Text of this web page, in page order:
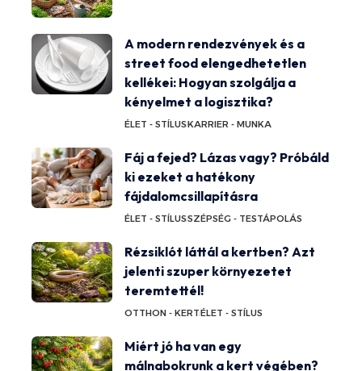
A modern rendezvények és a
street food elengedhetetlen
kellékei: Hogyan szolgálja a
kényelmet a logisztika?
ÉLET - STÍLUSKARRIER - MUNKA
Fáj a fejed? Lázas vagy? Próbáld
ki ezeket a hatékony
fájdalomcsillapításra
ÉLET - STÍLUSSZÉPSÉG - TESTÁPOLÁS
Rézsiklót láttál a kertben? Azt
jelenti szuper környezetet
teremtettél!
OTTHON - KERTÉLET - STÍLUS
Miért jó ha van egy
málnabokrunk a kert végében?